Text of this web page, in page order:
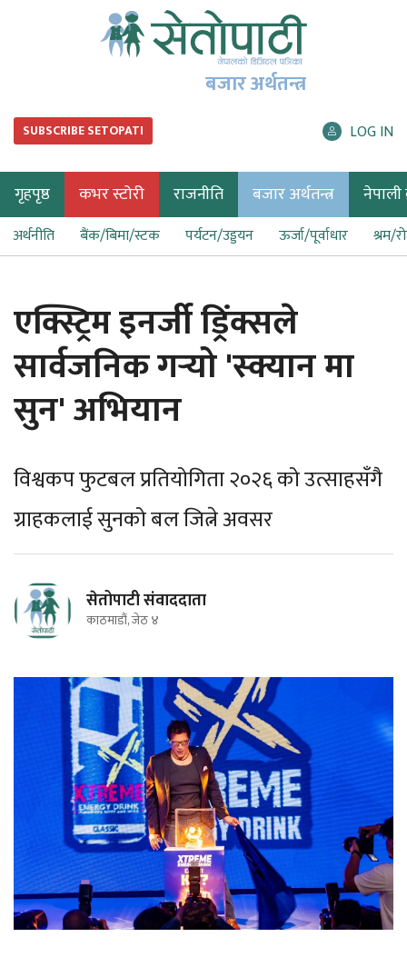
बजार अर्थतन्त्र
SUBSCRIBE SETOPATI LOG IN
गृहपृष्ठ कभर स्टोरी राजनीति बजार अर्थतन्त्र नेपाली
अर्थनीति बैंक/बिमा/स्टक पर्यटन/उड्डयन ऊर्जा/पूर्वाधार श्रम/
एक्स्ट्रिम इनर्जी ड्रिंक्सले
सार्वजनिक गऱ्यो 'स्क्यान मा
सुन' अभियान
विश्वकप फुटबल प्रतियोगिता २०२६ को उत्साहसँगै
ग्राहकलाई सुनको बल जित्ने अवसर
सेतोपाटी संवाददाता
काठमाडौं, जेठ ४